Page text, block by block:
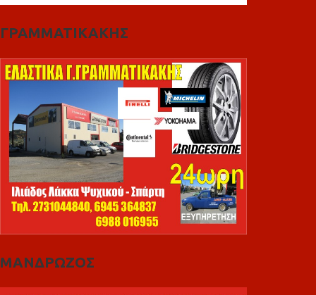
ΓΡΑΜΜΑΤΙΚΑΚΗΣ
ΜΑΝΔΡΩΖΟΣ